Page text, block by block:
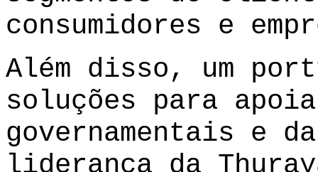
consumidores e
Além disso, um
soluções para
governamentais e
liderança da